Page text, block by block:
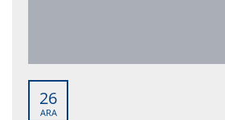
26
ARA